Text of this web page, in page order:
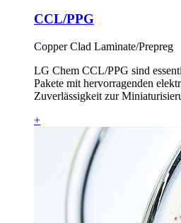
CCL/PPG
Copper Clad Laminate/Prepreg
LG Chem CCL/PPG sind
Pakete mit hervorragenden
Zuverlässigkeit zur
+